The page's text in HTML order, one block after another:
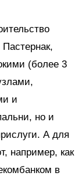
(более 3
и
но и
А для
например, как
в